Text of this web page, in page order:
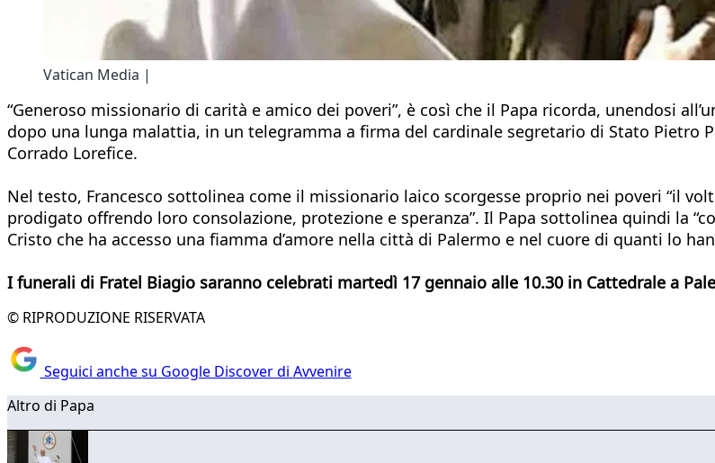
Vatican Media |
“Generoso missionario di carità e amico dei poveri”, è così che il Papa ricorda, unendosi
dopo una lunga malattia, in un telegramma a firma del cardinale segretario di Stato Pietro
Corrado Lorefice.
Nel testo, Francesco sottolinea come il missionario laico scorgesse proprio nei poveri “il
prodigato offrendo loro consolazione, protezione e speranza”. Il Papa sottolinea quindi la
Cristo che ha accesso una fiamma d’amore nella città di Palermo e nel cuore di quanti lo
I funerali di Fratel Biagio saranno celebrati martedì 17 gennaio alle 10.30 in Cattedrale a
© RIPRODUZIONE RISERVATA
Seguici anche su Google Discover di Avvenire
Altro di Papa